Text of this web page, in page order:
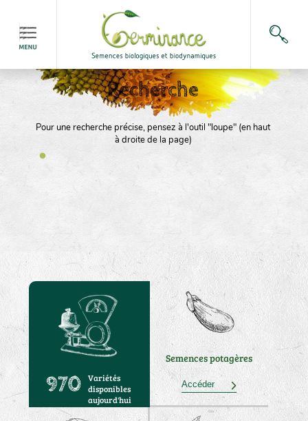
Recherche
Pour une recherche précise, pensez à l'outil "loupe" (en haut
à droite de la page)
970
Variétés
disponibles
aujourd'hui
Semences potagères
Accéder